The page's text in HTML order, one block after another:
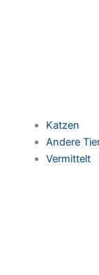
Katzen
Andere
Vermittelt